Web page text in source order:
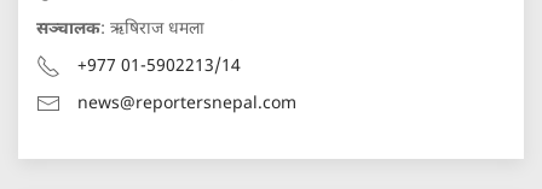
सञ्चालक: ऋषिराज धमला
+977 01-5902213/14
news@reportersnepal.com